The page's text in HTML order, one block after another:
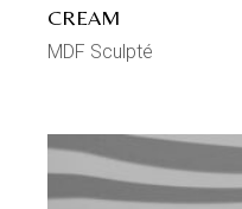
CREAM
MDF Sculpté